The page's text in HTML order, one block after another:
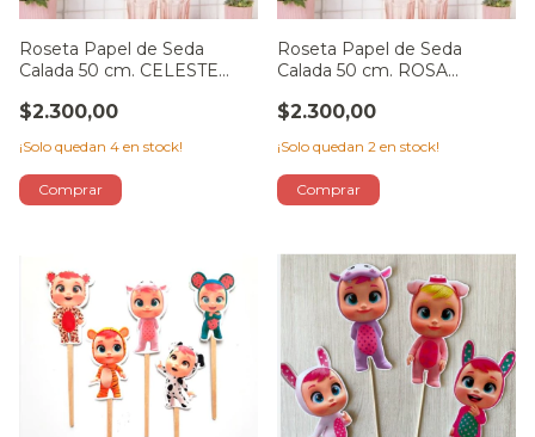
Roseta Papel de Seda
Calada 50 cm. CELESTE
$2.300,00
¡Solo quedan 4 en stock!
Roseta Papel de Seda
Calada 50 cm. ROSA
$2.300,00
¡Solo quedan 2 en stock!